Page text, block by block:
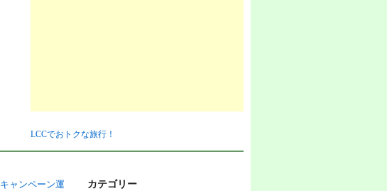
LCCでおトクな旅行！
キャンペーン運
カテゴリー